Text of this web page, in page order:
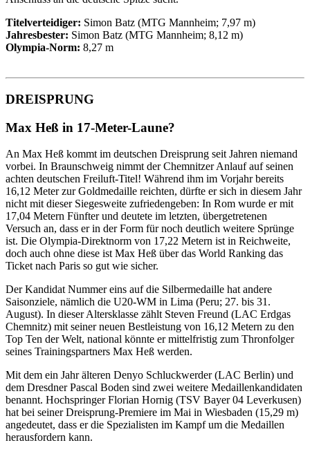
Titelverteidiger: Simon Batz (MTG Mannheim; 7,97 m)
Jahresbester: Simon Batz (MTG Mannheim; 8,12 m)
Olympia-Norm: 8,27 m
DREISPRUNG
Max Heß in 17-Meter-Laune?
An Max Heß kommt im deutschen Dreisprung seit Jahren niemand
vorbei. In Braunschweig nimmt der Chemnitzer Anlauf auf seinen
achten deutschen Freiluft-Titel! Während ihm im Vorjahr bereits
16,12 Meter zur Goldmedaille reichten, dürfte er sich in diesem Jahr
nicht mit dieser Siegesweite zufriedengeben: In Rom wurde er mit
17,04 Metern Fünfter und deutete im letzten, übergetretenen
Versuch an, dass er in der Form für noch deutlich weitere Sprünge
ist. Die Olympia-Direktnorm von 17,22 Metern ist in Reichweite,
doch auch ohne diese ist Max Heß über das World Ranking das
Ticket nach Paris so gut wie sicher.
Der Kandidat Nummer eins auf die Silbermedaille hat andere
Saisonziele, nämlich die U20-WM in Lima (Peru; 27. bis 31.
August). In dieser Altersklasse zählt Steven Freund (LAC Erdgas
Chemnitz) mit seiner neuen Bestleistung von 16,12 Metern zu den
Top Ten der Welt, national könnte er mittelfristig zum Thronfolger
seines Trainingspartners Max Heß werden.
Mit dem ein Jahr älteren Denyo Schluckwerder (LAC Berlin) und
dem Dresdner Pascal Boden sind zwei weitere Medaillenkandidaten
benannt. Hochspringer Florian Hornig (TSV Bayer 04 Leverkusen)
hat bei seiner Dreisprung-Premiere im Mai in Wiesbaden (15,29 m)
angedeutet, dass er die Spezialisten im Kampf um die Medaillen
herausfordern kann.